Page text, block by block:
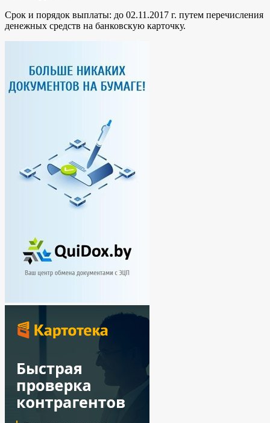
Срок и порядок выплаты: до 02.11.2017 г. путем перечисления
денежных средств на банковскую карточку.